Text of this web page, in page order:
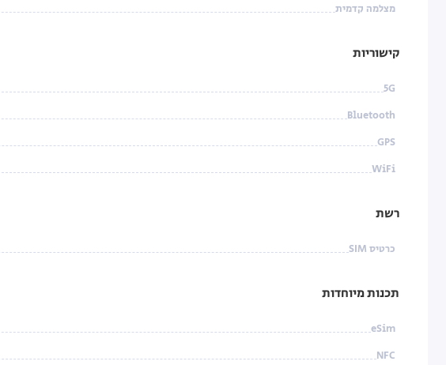
מצלמה קדמית
קישוריות
5G
Bluetooth
GPS
WiFi
רשת
כרטיס SIM
תכנות מיוחדות
eSim
NFC